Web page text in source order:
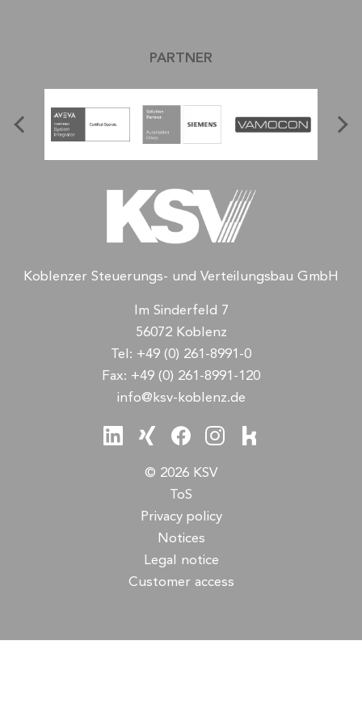
PARTNER
Koblenzer Steuerungs- und Verteilungsbau GmbH
Im Sinderfeld 7
56072 Koblenz
Tel: +49 (0) 261-8991-0
Fax: +49 (0) 261-8991-120
info@ksv-koblenz.de
© 2026 KSV
ToS
Privacy policy
Notices
Legal notice
Customer access